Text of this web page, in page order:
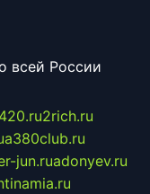
всей России
2rich.ru
a380club.ru
jun.ruadonyev.ru